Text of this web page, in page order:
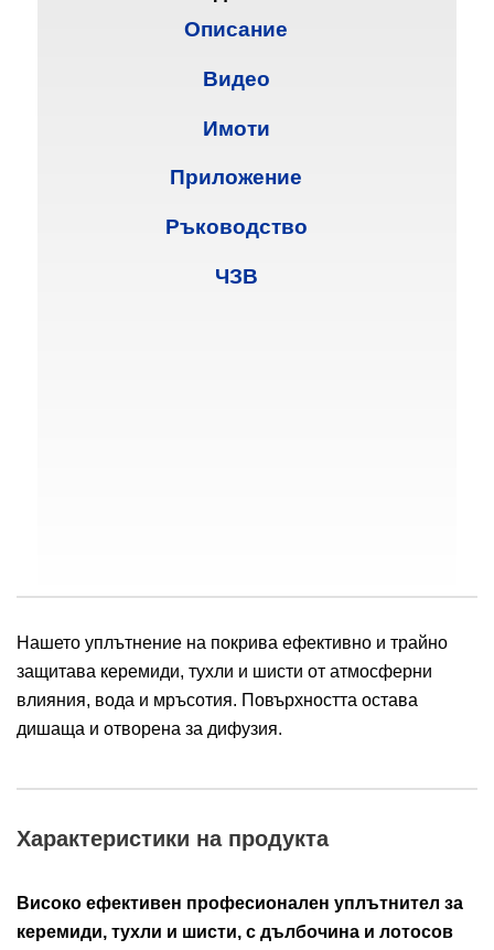
Описание
Видео
Имоти
Приложение
Ръководство
ЧЗВ
Нашето уплътнение на покрива ефективно и трайно
защитава керемиди, тухли и шисти от атмосферни
влияния, вода и мръсотия. Повърхността остава
дишаща и отворена за дифузия.
Характеристики на продукта
Високо ефективен професионален уплътнител за
керемиди, тухли и шисти, с дълбочина и лотосов